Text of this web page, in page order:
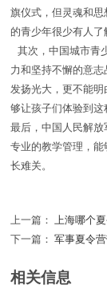
旗仪式，但灵魂和
的青少年很少有人了
其次，中国城市青
力和坚持不懈的意
发扬光大，更不能
够让孩子们体验到这
最后，中国人民解放
专业的教学管理，
长难关。
上一篇： 上海哪个
下一篇： 军事夏令
相关信息